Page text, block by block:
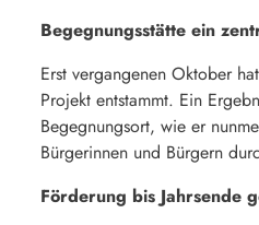
Begegnungsstätte ein
Erst vergangenen Oktober
Projekt entstammt. Ein
Begegnungsort, wie er
Bürgerinnen und Bürgern
Förderung bis Jahrsende